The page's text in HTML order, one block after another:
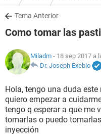
SALUD
NUTRICIÓN
BIENESTAR
SEXUALIDAD
Tema Anterior
Como tomar las
Miladm - 18 sep 2017 a
Dr. Joseph Exebio
Hola, tengo una duda
quiero empezar a
tengo q esperar a que me
tomarlas o puedo
inyección